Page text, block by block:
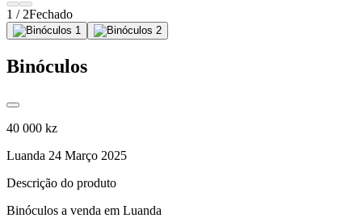
1 / 2Fechado
Binóculos
40 000 kz
Luanda 24 Março 2025
Descrição do produto
Binóculos a venda em Luanda